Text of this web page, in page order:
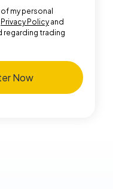
my personal
Privacy Policyand
regarding trading